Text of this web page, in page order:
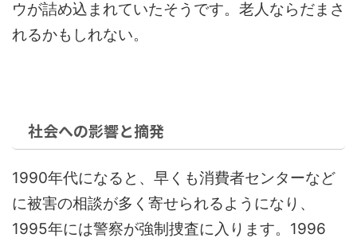
ウが詰め込まれていたそうです。老人ならだまさ
れるかもしれない。
社会への影響と摘発
1990年代になると、早くも消費者センターなど
に被害の相談が多く寄せられるようになり、
1995年には警察が強制捜査に入ります。1996